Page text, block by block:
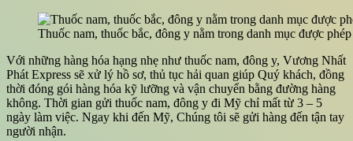
Thuốc nam, thuốc bắc, đông y nằm trong danh mục được
Với những hàng hóa hạng nhẹ như thuốc nam, đông y, Vương Nhất
Phát Express sẽ xử lý hồ sơ, thủ tục hải quan giúp Quý khách, đồng
thời đóng gói hàng hóa kỹ lưỡng và vận chuyển bằng đường hàng
không. Thời gian gửi thuốc nam, đông y đi Mỹ chỉ mất từ 3 – 5
ngày làm việc. Ngay khi đến Mỹ, Chúng tôi sẽ gửi hàng đến tận tay
người nhận.